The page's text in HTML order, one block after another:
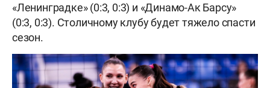
«Ленинградке» (0:3, 0:3) и «Динамо-Ак Барсу»
(0:3, 0:3). Столичному клубу будет тяжело спасти
сезон.